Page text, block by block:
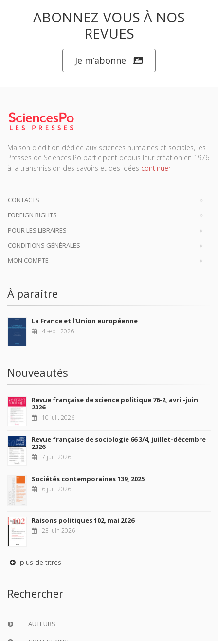
ABONNEZ-VOUS À NOS
REVUES
Je m’abonne
Maison d'édition dédiée aux sciences humaines et sociales, les
Presses de Sciences Po participent depuis leur création en 1976
à la transmission des savoirs et des idées continuer
CONTACTS
FOREIGN RIGHTS
POUR LES LIBRAIRES
CONDITIONS GÉNÉRALES
MON COMPTE
À paraître
La France et l'Union européenne
4 sept. 2026
Nouveautés
Revue française de science politique 76-2, avril-juin
2026
10 juil. 2026
Revue française de sociologie 66 3/4, juillet-décembre
2026
7 juil. 2026
Sociétés contemporaines 139, 2025
6 juil. 2026
Raisons politiques 102, mai 2026
23 juin 2026
plus de titres
Rechercher
AUTEURS